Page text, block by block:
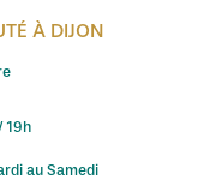
À DIJON
19h
au Samedi